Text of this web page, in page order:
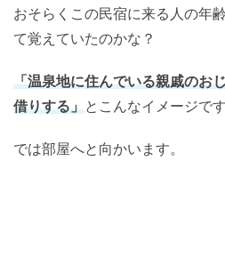
おそらくこの民宿に来る人の年
て覚えていたのかな？
「温泉地に住んでいる親戚のお
借りする」とこんなイメージです
では部屋へと向かいます。